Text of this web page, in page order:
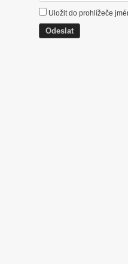
Uložit do prohlížeče